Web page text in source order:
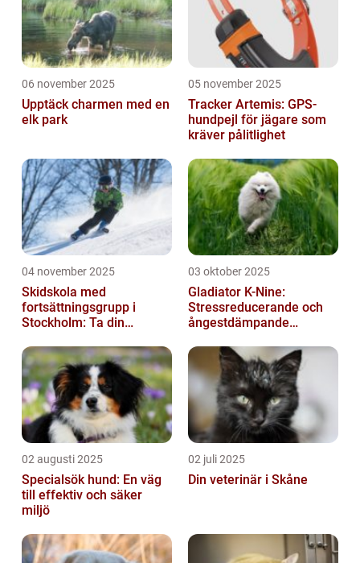
06 november 2025
Upptäck charmen med en
elk park
05 november 2025
Tracker Artemis: GPS-
hundpejl för jägare som
kräver pålitlighet
04 november 2025
Skidskola med
fortsättningsgrupp i
Stockholm: Ta din
03 oktober 2025
Gladiator K-Nine:
Stressreducerande och
ångestdämpande
02 augusti 2025
Specialsök hund: En väg
till effektiv och säker
miljö
02 juli 2025
Din veterinär i Skåne